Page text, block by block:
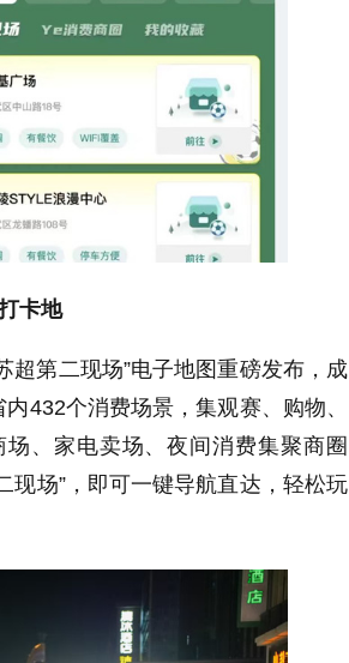
卡地
超第二现场”电子地图重磅发布，成
内432个消费场景，集观赛、购物、
、家电卖场、夜间消费集聚商圈
现场”，即可一键导航直达，轻松玩